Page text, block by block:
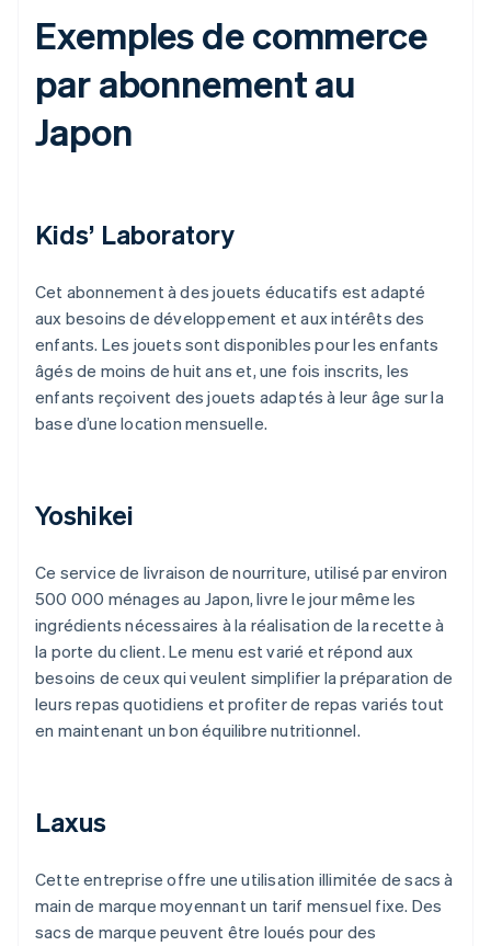
Exemples de commerce
par abonnement au
Japon
Kids’ Laboratory
Cet abonnement à des jouets éducatifs est adapté
aux besoins de développement et aux intérêts des
enfants. Les jouets sont disponibles pour les enfants
âgés de moins de huit ans et, une fois inscrits, les
enfants reçoivent des jouets adaptés à leur âge sur la
base d’une location mensuelle.
Yoshikei
Ce service de livraison de nourriture, utilisé par environ
500 000 ménages au Japon, livre le jour même les
ingrédients nécessaires à la réalisation de la recette à
la porte du client. Le menu est varié et répond aux
besoins de ceux qui veulent simplifier la préparation de
leurs repas quotidiens et profiter de repas variés tout
en maintenant un bon équilibre nutritionnel.
Laxus
Cette entreprise offre une utilisation illimitée de sacs à
main de marque moyennant un tarif mensuel fixe. Des
sacs de marque peuvent être loués pour des